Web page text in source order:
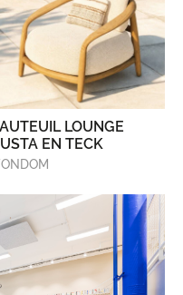
LOUNGE
EN TECK